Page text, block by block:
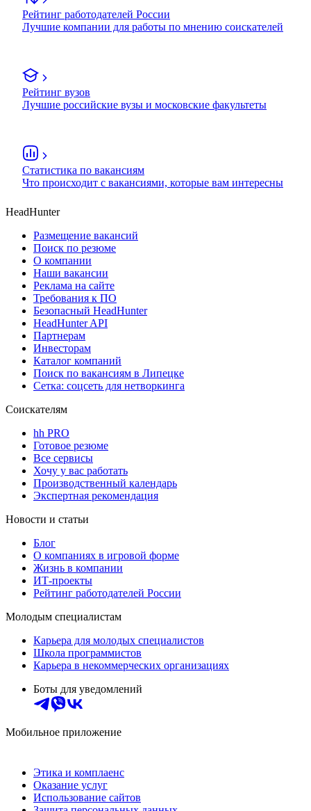
Рейтинг работодателей России
Лучшие компании для работы по мнению соискателей
Рейтинг вузов
Лучшие российские вузы и московские факультеты
Статистика по вакансиям
Что происходит с вакансиями, которые вам интересны
HeadHunter
Размещение вакансий
Поиск по резюме
О компании
Наши вакансии
Реклама на сайте
Требования к ПО
Безопасный HeadHunter
HeadHunter API
Партнерам
Инвесторам
Каталог компаний
Поиск по вакансиям в Липецке
Сетка: соцсеть для нетворкинга
Соискателям
hh PRO
Готовое резюме
Все сервисы
Хочу у вас работать
Производственный календарь
Экспертная рекомендация
Новости и статьи
Блог
О компаниях в игровой форме
Жизнь в компании
ИТ-проекты
Рейтинг работодателей России
Молодым специалистам
Карьера для молодых специалистов
Школа программистов
Карьера в некоммерческих организациях
Боты для уведомлений
Мобильное приложение
Этика и комплаенс
Оказание услуг
Использование сайтов